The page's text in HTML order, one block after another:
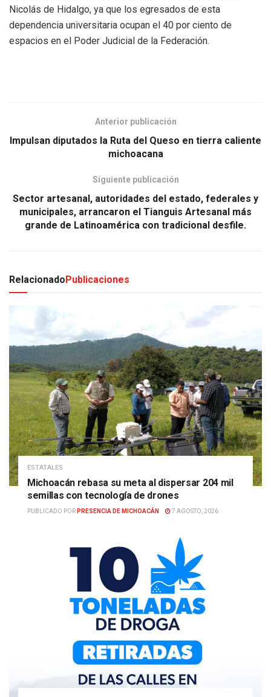
Nicolás de Hidalgo, ya que los egresados de esta
dependencia universitaria ocupan el 40 por ciento de
espacios en el Poder Judicial de la Federación.
Anterior publicación
Impulsan diputados la Ruta del Queso en tierra caliente
michoacana
Siguiente publicación
Sector artesanal, autoridades del estado, federales y
municipales, arrancaron el Tianguis Artesanal más
grande de Latinoamérica con tradicional desfile.
Relacionado Publicaciones
ESTATALES
Michoacán rebasa su meta al dispersar 204 mil
semillas con tecnología de drones
PUBLICADO POR PRESENCIA DE MICHOACÁN 7 AGOSTO, 2026